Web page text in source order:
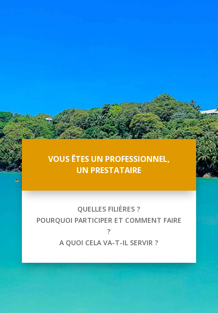
VOUS ÊTES UN PROFESSIONNEL,
UN PRESTATAIRE
QUELLES FILIÈRES ?
POURQUOI PARTICIPER ET COMMENT FAIRE
?
A QUOI CELA VA-T-IL SERVIR ?